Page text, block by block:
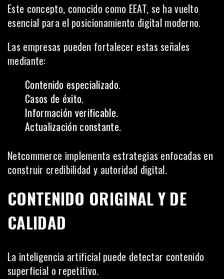
Este concepto, conocido como EEAT, se ha vuelto
esencial para el posicionamiento digital moderno.
Las empresas pueden fortalecer estas señales
mediante:
Contenido especializado.
Casos de éxito.
Información verificable.
Actualización constante.
Netcommerce implementa estrategias enfocadas en
construir credibilidad y autoridad digital.
CONTENIDO ORIGINAL Y DE
CALIDAD
La inteligencia artificial puede detectar contenido
superficial o repetitivo.